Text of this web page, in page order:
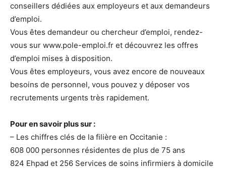
conseillers dédiées aux employeurs et aux demandeurs
d’emploi.
Vous êtes demandeur ou chercheur d’emploi, rendez-
vous sur www.pole-emploi.fr et découvrez les offres
d’emploi mises à disposition.
Vous êtes employeurs, vous avez encore de nouveaux
besoins de personnel, vous pouvez y déposer vos
recrutements urgents très rapidement.
Pour en savoir plus sur :
– Les chiffres clés de la filière en Occitanie :
608 000 personnes résidentes de plus de 75 ans
824 Ehpad et 256 Services de soins infirmiers à domicile